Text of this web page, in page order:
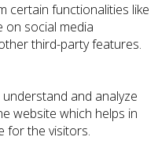
certain functionalities like
on social media
third-party features.
and analyze
website which helps in
for the visitors.